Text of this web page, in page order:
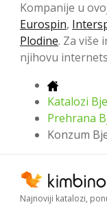
Kompanije u
Eurospin,
Plodine. Za više
njihovu
Katalozi
Prehrana
Konzum
Najnoviji katalozi,